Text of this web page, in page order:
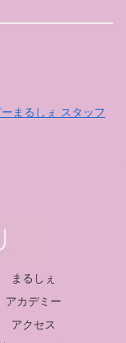
まるしぇ スタッフ
まるしぇ
アカデミー
アクセス